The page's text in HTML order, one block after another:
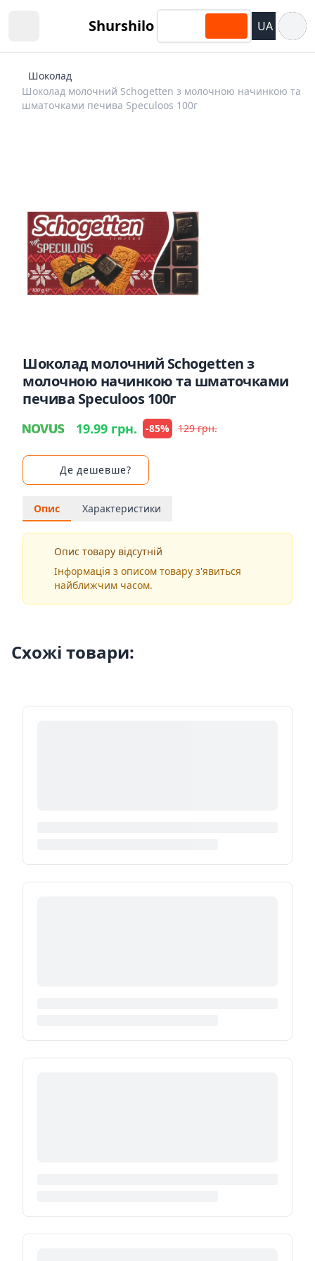
Shurshilo UA
Шоколад
Шоколад молочний Schogetten з молочною начинкою та
шматочками печива Speculoos 100г
Шоколад молочний Schogetten з
молочною начинкою та шматочками
печива Speculoos 100г
19.99 грн. -85% 129 грн.
Де дешевше?
Опис Характеристики
Опис товару відсутній
Інформація з описом товару з'явиться
найближчим часом.
Схожі товари: